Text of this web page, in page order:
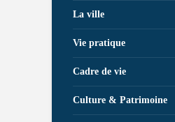
La ville
Vie pratique
Cadre de vie
Culture & Patrimoine